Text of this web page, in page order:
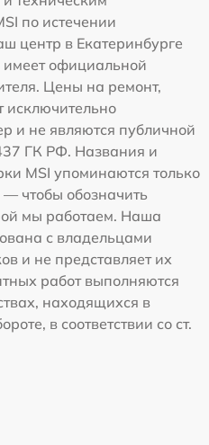
по истечении
центр в Екатеринбурге
имеет официальной
Цены на ремонт,
исключительно
и не являются публичной
ГК РФ. Названия и
MSI упоминаются только
чтобы обозначить
мы работаем. Наша
с владельцами
и не представляет их
работ выполняются
находящихся в
в соответствии со ст.